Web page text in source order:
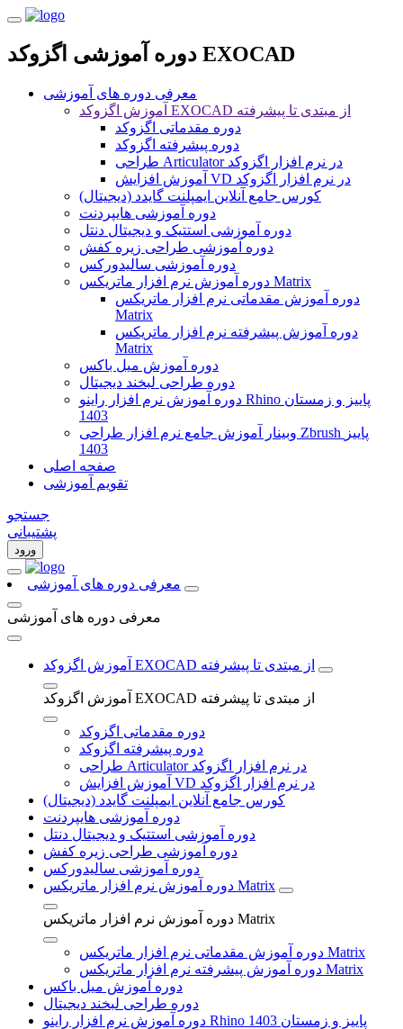
دوره آموزشی اگزوکد EXOCAD
معرفی دوره های آموزشی
آموزش اگزوکد EXOCAD از مبتدی تا پیشرفته
دوره مقدماتی اگزوکد
دوره پیشرفته اگزوکد
طراحی Articulator در نرم افزار اگزوکد
آموزش افزایش VD در نرم افزار اگزوکد
کورس جامع آنلاین ایمپلنت گایدد (دیجیتال)
دوره آموزشی هایپردنت
دوره آموزشی استتیک و دیجیتال دنتل
دوره آموزشی طراحی زیره کفش
دوره آموزشی سالیدورکس
دوره آموزش نرم افزار ماتریکس Matrix
دوره آموزش مقدماتی نرم افزار ماتریکس
Matrix
دوره آموزش پیشرفته نرم افزار ماتریکس
Matrix
دوره آموزش میل باکس
دوره طراحی لبخند دیجیتال
دوره آموزش نرم افزار راینو Rhino پاییز و زمستان
1403
وبینار آموزش جامع نرم افزار طراحی Zbrush پاییز
1403
صفحه اصلی
تقویم آموزشی
جستجو
پشتیبانی
ورود
معرفی دوره های آموزشی
معرفی دوره های آموزشی
آموزش اگزوکد EXOCAD از مبتدی تا پیشرفته
آموزش اگزوکد EXOCAD از مبتدی تا پیشرفته
دوره مقدماتی اگزوکد
دوره پیشرفته اگزوکد
طراحی Articulator در نرم افزار اگزوکد
آموزش افزایش VD در نرم افزار اگزوکد
کورس جامع آنلاین ایمپلنت گایدد (دیجیتال)
دوره آموزشی هایپردنت
دوره آموزشی استتیک و دیجیتال دنتل
دوره آموزشی طراحی زیره کفش
دوره آموزشی سالیدورکس
دوره آموزش نرم افزار ماتریکس Matrix
دوره آموزش نرم افزار ماتریکس Matrix
دوره آموزش مقدماتی نرم افزار ماتریکس Matrix
دوره آموزش پیشرفته نرم افزار ماتریکس Matrix
دوره آموزش میل باکس
دوره طراحی لبخند دیجیتال
دوره آموزش نرم افزار راینو Rhino پاییز و زمستان 1403